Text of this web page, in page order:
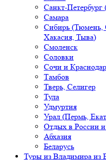
Санкт-
Самара
Сибирь (Тюмень,
Хакасия, Тыва)
Смоленск
Соловки
Сочи и
Тамбов
Тверь, Селигер
Тула
Удмуртия
Урал (Пермь,
Отдых в России
Абхазия
Беларусь
Туры из Владимира из